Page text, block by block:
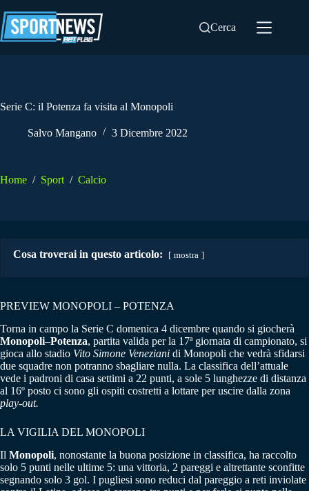
al
contenuto
Cerca
Serie C: il Potenza fa visita al Monopoli
Salvo Mangano 3 Dicembre 2022
Home / Sport / Calcio
Cosa troverai in questo articolo: mostra
PREVIEW MONOPOLI – POTENZA
Torna in campo la Serie C domenica 4 dicembre quando si giocherà
Monopoli–Potenza, partita valida per la 17ª giornata di campionato, si
gioca allo stadio Vito Simone Veneziani di Monopoli che vedrà sfidarsi
due squadre non potranno sbagliare nulla. La classifica dell’attuale
vede i padroni di casa settimi a 22 punti, a sole 5 lunghezze di distanza
al 16º posto ci sono gli ospiti costretti a lottare per uscire dalla zona
play-out.
LA VIGILIA DEL MONOPOLI
Il Monopoli, nonostante la buona posizione in classifica, ha raccolto
solo 5 punti nelle ultime 5: una vittoria, 2 pareggi e altrettante sconfitte
segnando solo 3 gol. I pugliesi sono reduci dal pareggio a reti inviolate